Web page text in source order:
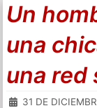
Un
una
una red
31 DE